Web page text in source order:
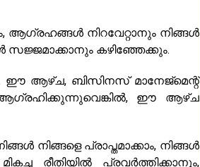
നിറവേറ്റാനും നിങ്ങൾ
കഴിഞ്ഞേക്കും.
ഈ ആഴ്‌ച, ബിസിനസ് മാനേജ്‌മെന്റ്
ആഗ്രഹിക്കുന്നുവെങ്കിൽ, ഈ ആഴ്ച
നിങ്ങളെ പ്രാപ്തമാക്കാം, നിങ്ങൾ
രീതിയിൽ പ്രവർത്തിക്കാനും,